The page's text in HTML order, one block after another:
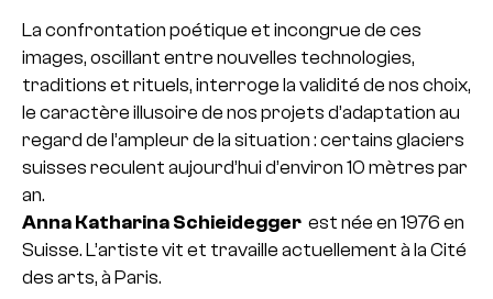
La confrontation poétique et incongrue de ces
images, oscillant entre nouvelles technologies,
traditions et rituels, interroge la validité de nos choix,
le caractère illusoire de nos projets d’adaptation au
regard de l’ampleur de la situation : certains glaciers
suisses reculent aujourd’hui d’environ 10 mètres par
an.
Anna Katharina Schieidegger est née en 1976 en
Suisse. L’artiste vit et travaille actuellement à la Cité
des arts, à Paris.